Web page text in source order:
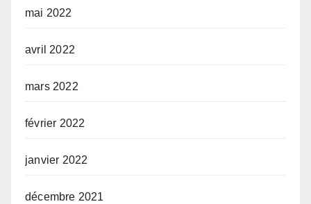
mai 2022
avril 2022
mars 2022
février 2022
janvier 2022
décembre 2021